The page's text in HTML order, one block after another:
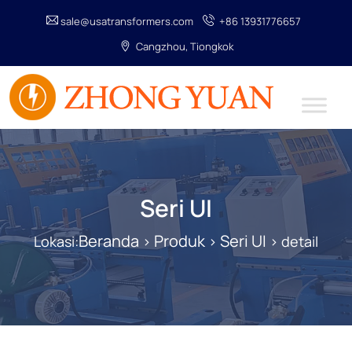
sale@usatransformers.com
+86 13931776657
Cangzhou, Tiongkok
Seri UI
Lokasi:Beranda > Produk > Seri UI > detail